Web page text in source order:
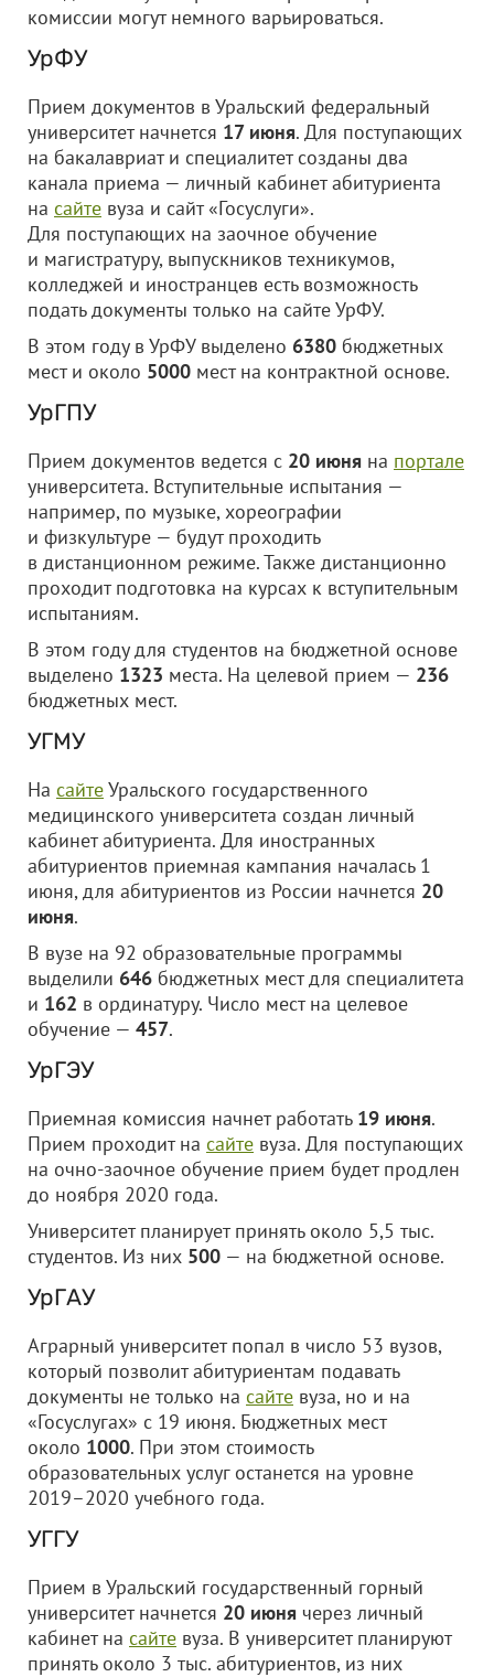
комиссии могут немного варьироваться.
УрФУ
Прием документов в Уральский федеральный
университет начнется 17 июня. Для поступающих
на бакалавриат и специалитет созданы два
канала приема — личный кабинет абитуриента
на сайте вуза и сайт «Госуслуги».
Для поступающих на заочное обучение
и магистратуру, выпускников техникумов,
колледжей и иностранцев есть возможность
подать документы только на сайте УрФУ.
В этом году в УрФУ выделено 6380 бюджетных
мест и около 5000 мест на контрактной основе.
УрГПУ
Прием документов ведется с 20 июня на портале
университета. Вступительные испытания —
например, по музыке, хореографии
и физкультуре — будут проходить
в дистанционном режиме. Также дистанционно
проходит подготовка на курсах к вступительным
испытаниям.
В этом году для студентов на бюджетной основе
выделено 1323 места. На целевой прием — 236
бюджетных мест.
УГМУ
На сайтеУральского государственного
медицинского университета создан личный
кабинет абитуриента. Для иностранных
абитуриентов приемная кампания началась 1
июня, для абитуриентов из России начнется 20
июня.
В вузе на 92 образовательные программы
выделили 646 бюджетных мест для специалитета
и 162 в ординатуру. Число мест на целевое
обучение — 457.
УрГЭУ
Приемная комиссия начнет работать 19 июня.
Прием проходит на сайте вуза. Для поступающих
на очно-заочное обучение прием будет продлен
до ноября 2020 года.
Университет планирует принять около 5,5 тыс.
студентов. Из них 500 — на бюджетной основе.
УрГАУ
Аграрный университет попал в число 53 вузов,
который позволит абитуриентам подавать
документы не только на сайте вуза, но и на
«Госуслугах» с 19 июня. Бюджетных мест
около 1000. При этом стоимость
образовательных услуг останется на уровне
2019–2020 учебного года.
УГГУ
Прием в Уральский государственный горный
университет начнется 20 июня через личный
кабинет на сайте вуза. В университет планируют
принять около 3 тыс. абитуриентов, из них